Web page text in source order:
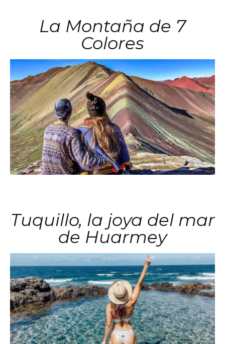
La Montaña de 7
Colores
Tuquillo, la joya del mar
de Huarmey